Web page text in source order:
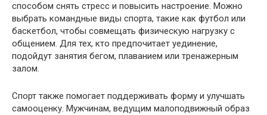
способом снять стресс и повысить настроение. Можно
выбрать командные виды спорта, такие как футбол или
баскетбол, чтобы совмещать физическую нагрузку с
общением. Для тех, кто предпочитает уединение,
подойдут занятия бегом, плаванием или тренажерным
залом.
Спорт также помогает поддерживать форму и улучшать
самооценку. Мужчинам, ведущим малоподвижный образ